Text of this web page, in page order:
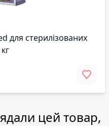
для стерилізованих
цей товар,